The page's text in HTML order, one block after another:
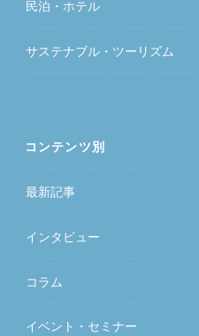
民泊・ホテル
サステナブル・ツーリズム
コンテンツ別
最新記事
インタビュー
コラム
イベント・セミナー